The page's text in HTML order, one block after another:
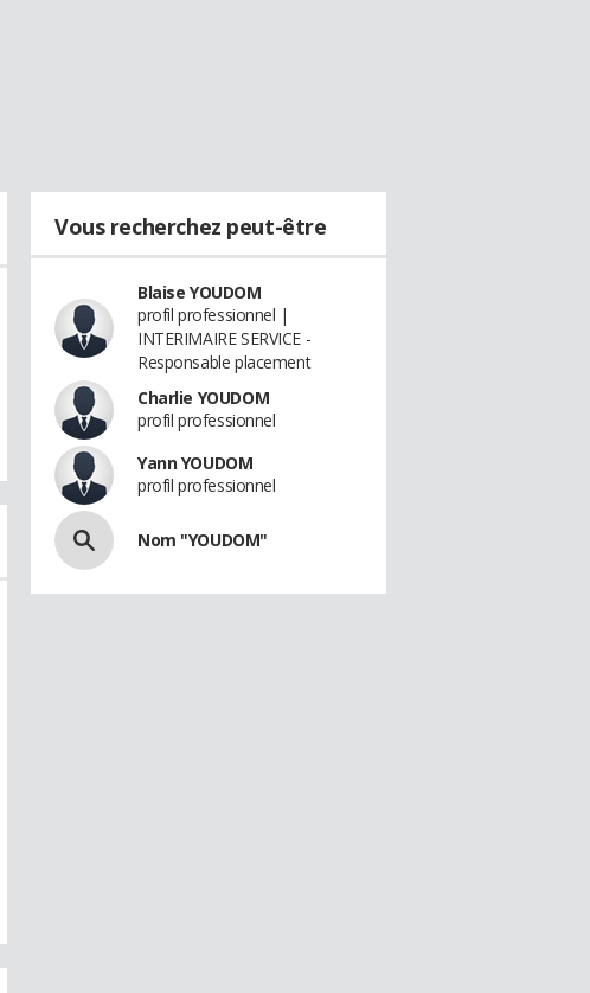
Vous recherchez peut-être
Blaise YOUDOM
profil professionnel |
INTERIMAIRE SERVICE -
Responsable placement
Charlie YOUDOM
profil professionnel
Yann YOUDOM
profil professionnel
Nom "YOUDOM"